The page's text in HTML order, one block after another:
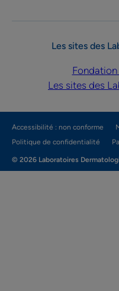
Les sites des
Fondation
Les sites des
Accessibilité : non conforme
Politique de confidentialité
© 2026 Laboratoires